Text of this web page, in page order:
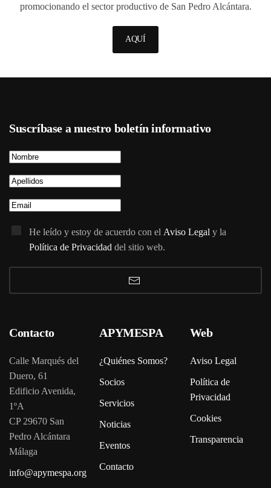
promocionando el sector productivo de San Pedro Alcántara.
AQUÍ
Suscríbase a nuestro boletín informativo
He leído y estoy de acuerdo con el Aviso Legal y la
Política de Privacidad del sitio web.
Contacto
Calle Marqués del
Duero, 61
Edificio Avenida,
1ºA
CP 29670 San
Pedro Alcántara
Málaga
info@apymespa.org
APYMESPA
¿Quiénes Somos?
Socios
Servicios
Noticias
Eventos
Contacto
Web
Aviso Legal
Política de
Privacidad
Cookies
Transparencia